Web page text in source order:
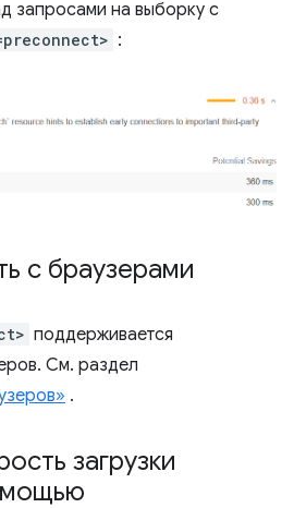
запросами на выборку с
:
с браузерами
поддерживается
См. раздел
.
загрузки